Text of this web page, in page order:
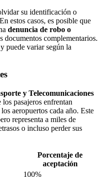
su identificación o
estos casos, es posible que
denuncia de robo o
complementarios.
puede variar según la
y Telecomunicaciones
pasajeros enfrentan
aeropuertos cada año. Este
representa a miles de
o incluso perder sus
Porcentaje de
aceptación
100%